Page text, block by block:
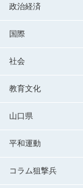
政治経済
国際
社会
教育文化
山口県
平和運動
コラム狙撃兵